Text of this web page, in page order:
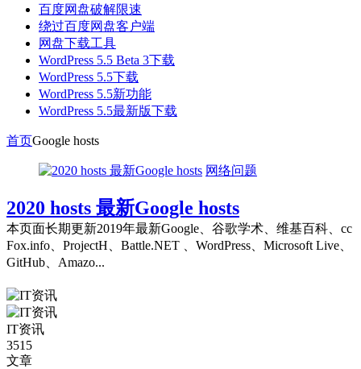
百度网盘破解限速
绕过百度网盘客户端
网盘下载工具
WordPress 5.5 Beta 3下载
WordPress 5.5下载
WordPress 5.5新功能
WordPress 5.5最新版下载
首页Google hosts
网络问题
2020 hosts 最新Google hosts
本页面长期更新2019年最新Google、谷歌学术、维基百科、cc
Fox.info、ProjectH、Battle.NET 、WordPress、Microsoft Live、
GitHub、Amazo...
IT资讯
3515
文章